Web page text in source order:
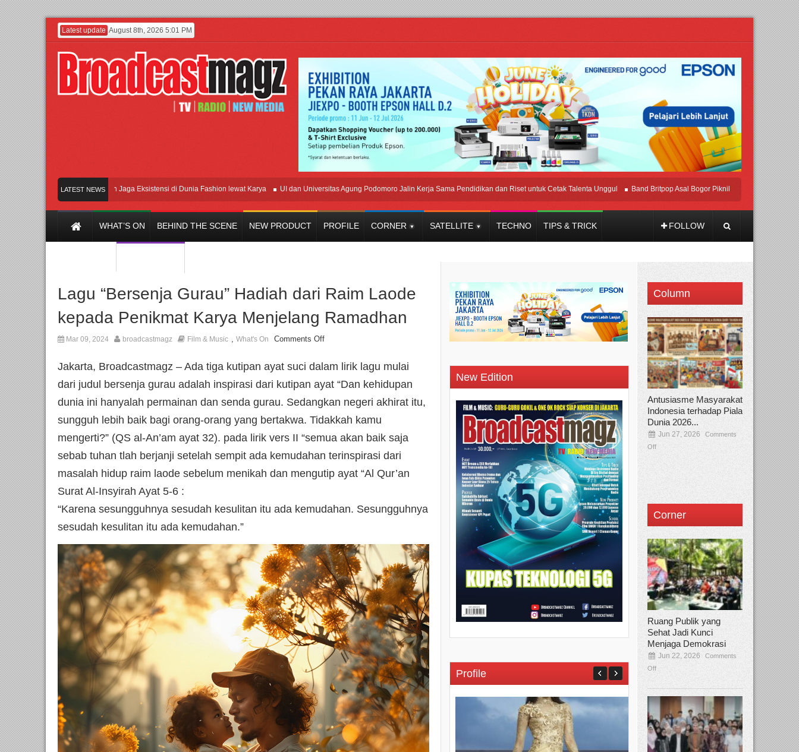
Latest update August 8th, 2026 5:01 PM
LATEST NEWS
Lenny Ivylen: 26 Tahun Jaga Eksistensi di Dunia Fashion lewat Karya UI dan Universitas Agung Podomoro Jalin Kerja Sama Pendidikan dan Riset untuk Cetak Talenta Unggul Band Britpop Asal Bogor Piknik Rilis Mini Album “Astrometri”
WHAT’S ON BEHIND THE SCENE NEW PRODUCT PROFILE CORNER SATELLITE TECHNO TIPS & TRICK FOLLOW
Lagu “Bersenja Gurau” Hadiah dari Raim Laode
kepada Penikmat Karya Menjelang Ramadhan
Mar 09, 2024 broadcastmagz Film & Music , What's On Comments Off
Jakarta, Broadcastmagz – Ada tiga kutipan ayat suci dalam lirik lagu mulai
dari judul bersenja gurau adalah inspirasi dari kutipan ayat “Dan kehidupan
dunia ini hanyalah permainan dan senda gurau. Sedangkan negeri akhirat itu,
sungguh lebih baik bagi orang-orang yang bertakwa. Tidakkah kamu
mengerti?” (QS al-An’am ayat 32). pada lirik vers II “semua akan baik saja
sebab tuhan tlah berjanji setelah sempit ada kemudahan terinspirasi dari
masalah hidup raim laode sebelum menikah dan mengutip ayat “Al Qur’an
Surat Al-Insyirah Ayat 5-6 :
“Karena sesungguhnya sesudah kesulitan itu ada kemudahan. Sesungguhnya
sesudah kesulitan itu ada kemudahan.”
New Edition
Profile
Column
Antusiasme Masyarakat
Indonesia terhadap Piala
Dunia 2026...
Jun 27, 2026
Comments
Off
Corner
Ruang Publik yang
Sehat Jadi Kunci
Menjaga Demokrasi
Jun 22, 2026
Comments
Off